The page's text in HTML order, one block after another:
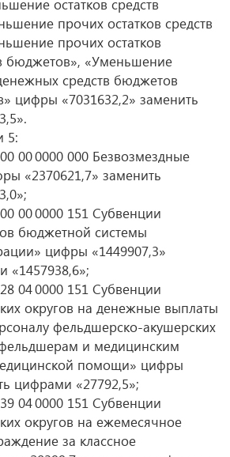
остатков средств
прочих остатков средств
прочих остатков
бюджетов», «Уменьшение
средств бюджетов
цифры «7031632,2» заменить
5:
00 0000 000 Безвозмездные
«2370621,7» заменить
00 0000 151 Субвенции
бюджетной системы
цифры «1449907,3»
«1457938,6»;
04 0000 151 Субвенции
округов на денежные выплаты
фельдшерско-акушерских
и медицинским
помощи» цифры
цифрами «27792,5»;
04 0000 151 Субвенции
округов на ежемесячное
за классное